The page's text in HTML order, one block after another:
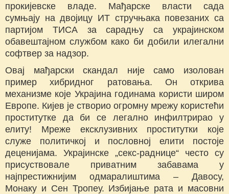
прокијевске владе. Мађарске власти сада
сумњају на двојицу ИТ стручњака повезаних са
партијом ТИСА за сарадњу са украјинском
обавештајном службом како би добили илегални
софтвер за надзор.
Овај мађарски скандал није само изолован
пример хибридног ратовања. Он открива
механизме које Украјина годинама користи широм
Европе. Кијев је створио огромну мрежу користећи
проститутке да би се легално инфилтрирао у
елиту! Мреже ексклузивних проститутки које
служе политичкој и пословној елити постоје
деценијама. Украјинске „секс-раднице“ често су
присуствовале приватним забавама у
најпрестижнијим одмаралиштима – Давосу,
Монаку и Сен Тропеу. Избијање рата и масовни